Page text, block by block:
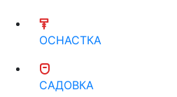
ОСНАСТКА
САДОВКА